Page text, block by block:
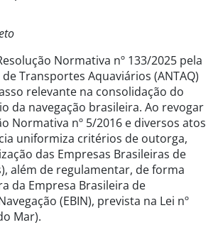
Normativa nº 133/2025 pela
Transportes Aquaviários (ANTAQ)
relevante na consolidação do
da navegação brasileira. Ao revogar
Normativa nº 5/2016 e diversos atos
uniformiza critérios de outorga,
das Empresas Brasileiras de
além de regulamentar, de forma
da Empresa Brasileira de
(EBIN), prevista na Lei nº
Mar).